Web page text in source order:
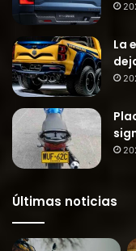
La
Últimas noticias